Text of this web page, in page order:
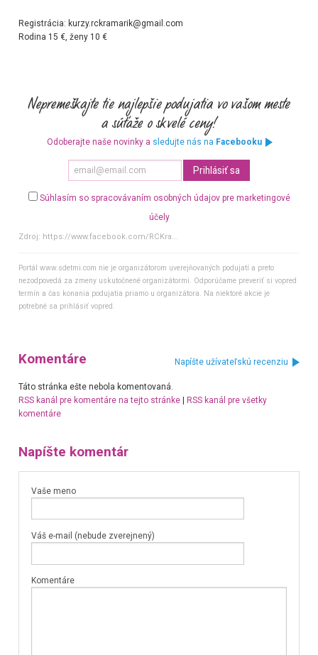
Registrácia: kurzy.rckramarik@gmail.com
Rodina 15 €, ženy 10 €
Odoberajte naše novinky a sledujte nás na Facebooku
Súhlasím so spracovávaním osobných údajov pre marketingové
účely
Zdroj: https://www.facebook.com/RCKra...
Portál www.sdetmi.com nie je organizátorom uverejňovaných podujatí a preto
nezodpovedá za zmeny uskutočnené organizátormi. Odporúčame preveriť si vopred
termín a čas konania podujatia priamo u organizátora. Na niektoré akcie je
potrebné sa prihlásiť vopred.
Komentáre Napíšte užívateľskú recenziu
Táto stránka ešte nebola komentovaná.
RSS kanál pre komentáre na tejto stránke| RSS kanál pre všetky
komentáre
Napíšte komentár
Vaše meno
Váš e-mail (nebude zverejnený)
Komentáre